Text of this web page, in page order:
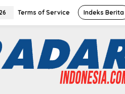
Terms of Service Indeks Berita